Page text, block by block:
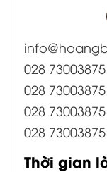
028 73003875
028 73003875
028 73003875
028 73003875
Thời gian